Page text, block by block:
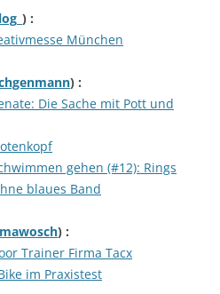
) :
München
) :
Die Sache mit Pott und
gehen (#12): Rings
blaues Band
mawosch) :
Trainer Firma Tacx
im Praxistest